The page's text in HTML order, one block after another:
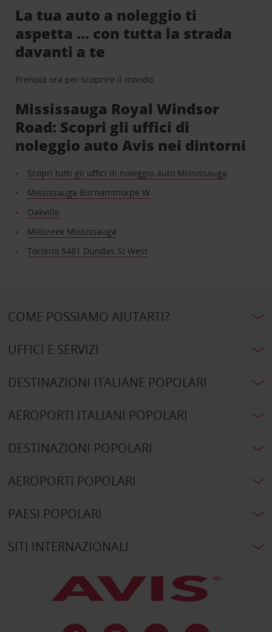
La tua auto a noleggio ti
aspetta … con tutta la strada
davanti a te
Prenota ora per scoprire il mondo.
Mississauga Royal Windsor
Road: Scopri gli uffici di
noleggio auto Avis nei dintorni
Scopri tutti gli uffici di noleggio auto Mississauga
Mississauga Burnamthorpe W
Oakville
Millcreek Mississauga
Toronto 5481 Dundas St West
COME POSSIAMO AIUTARTI?
UFFICI E SERVIZI
DESTINAZIONI ITALIANE POPOLARI
AEROPORTI ITALIANI POPOLARI
DESTINAZIONI POPOLARI
AEROPORTI POPOLARI
PAESI POPOLARI
SITI INTERNAZIONALI